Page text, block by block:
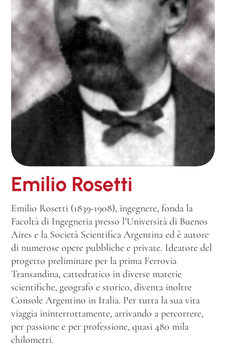
Emilio Rosetti
Emilio Rosetti (1839-1908), ingegnere, fonda la
Facoltà di Ingegneria presso l’Università di Buenos
Aires e la Società Scientifica Argentina ed è autore
di numerose opere pubbliche e private. Ideatore del
progetto preliminare per la prima Ferrovia
Transandina, cattedratico in diverse materie
scientifiche, geografo e storico, diventa inoltre
Console Argentino in Italia. Per tutta la sua vita
viaggia ininterrottamente, arrivando a percorrere,
per passione e per professione, quasi 480 mila
chilometri.